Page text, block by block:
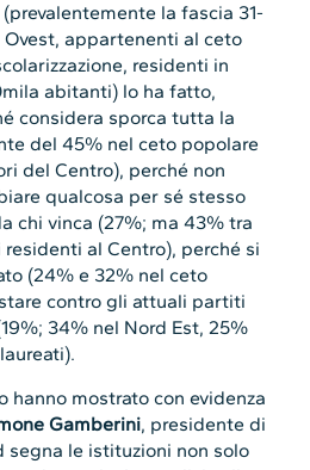
la fascia 31-
appartenenti al ceto
residenti in
abitanti) lo ha fatto,
considera sporca tutta la
del 45% nel ceto popolare
del Centro), perché non
qualcosa per sé stesso
chi vinca (27%; ma 43% tra
al Centro), perché si
(24% e 32% nel ceto
contro gli attuali partiti
34% nel Nord Est, 25%
hanno mostrato con evidenza
Gamberini, presidente di
segna le istituzioni non solo